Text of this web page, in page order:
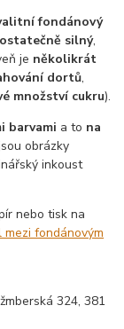
fondánový
silný,
je několikrát
dortů,
množství cukru).
barvami a to na
obrázky
inkoust
nebo tisk na
mezi fondánovým
324, 381